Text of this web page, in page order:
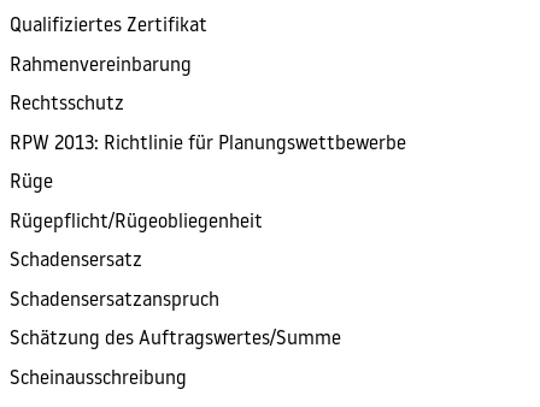
Qualifiziertes Zertifikat
Rahmenvereinbarung
Rechtsschutz
RPW 2013: Richtlinie für Planungswettbewerbe
Rüge
Rügepflicht/Rügeobliegenheit
Schadensersatz
Schadensersatzanspruch
Schätzung des Auftragswertes/Summe
Scheinausschreibung